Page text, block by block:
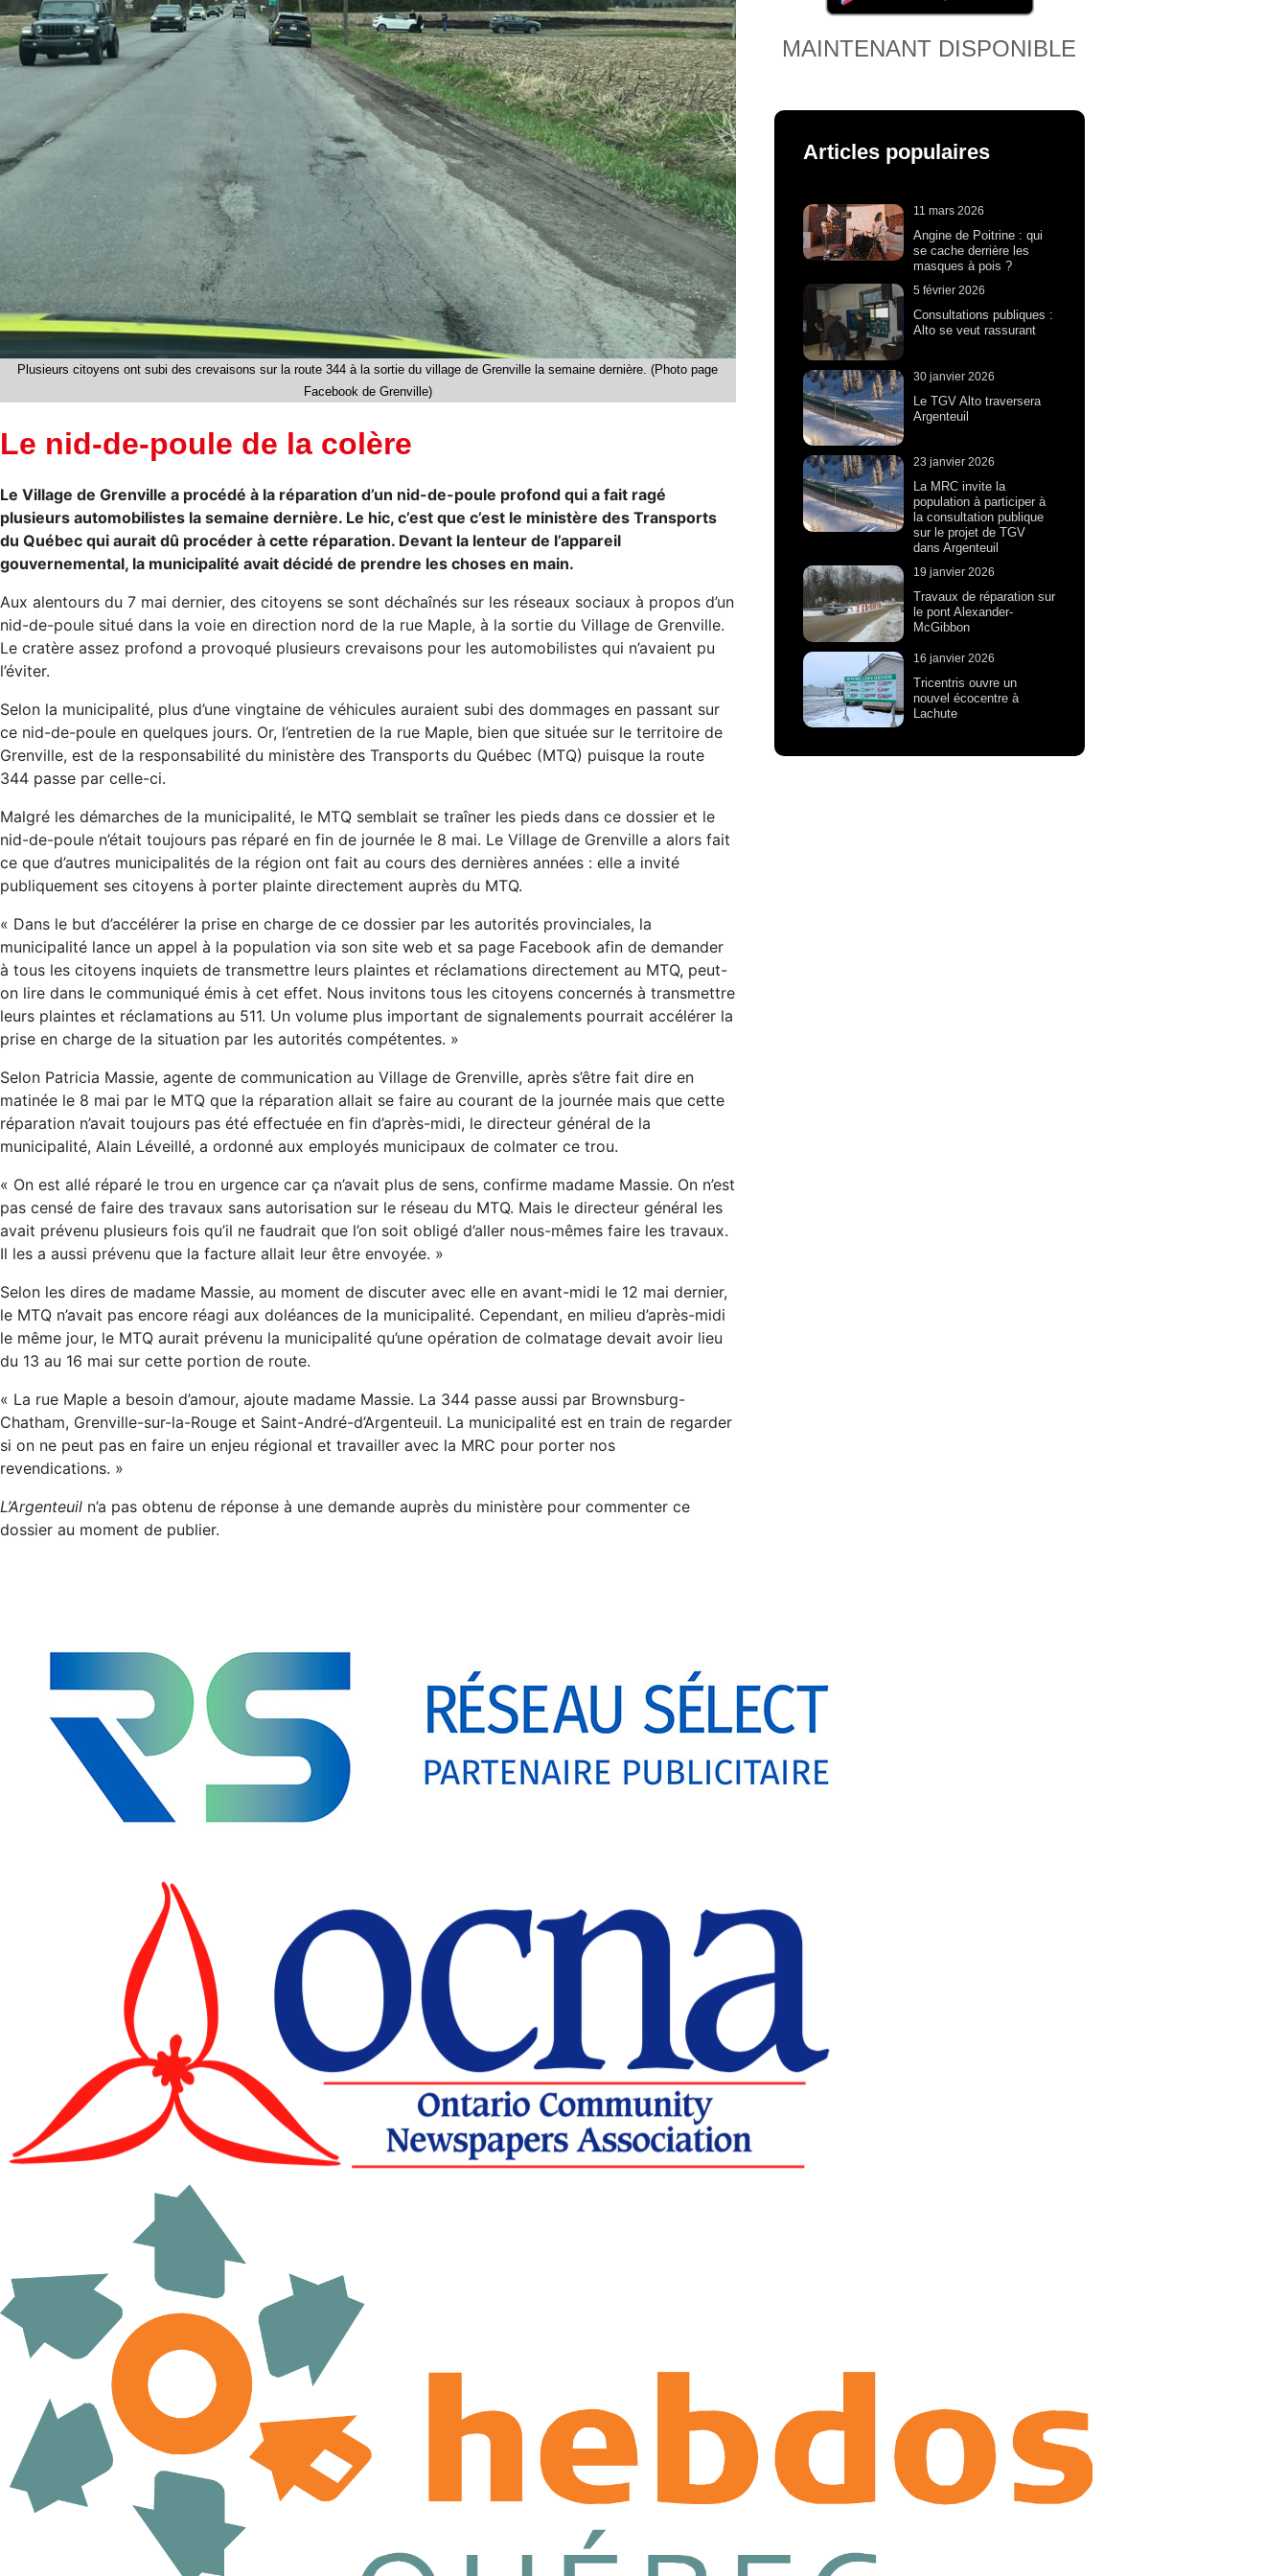
Plusieurs citoyens ont subi des crevaisons sur la route 344 à la sortie du village de Grenville la semaine dernière. (Photo page
Facebook de Grenville)
Le nid-de-poule de la colère
Le Village de Grenville a procédé à la réparation d’un nid-de-poule profond qui a fait ragé
plusieurs automobilistes la semaine dernière. Le hic, c’est que c’est le ministère des Transports
du Québec qui aurait dû procéder à cette réparation. Devant la lenteur de l’appareil
gouvernemental, la municipalité avait décidé de prendre les choses en main.
Aux alentours du 7 mai dernier, des citoyens se sont déchaînés sur les réseaux sociaux à propos d’un
nid-de-poule situé dans la voie en direction nord de la rue Maple, à la sortie du Village de Grenville.
Le cratère assez profond a provoqué plusieurs crevaisons pour les automobilistes qui n’avaient pu
l’éviter.
Selon la municipalité, plus d’une vingtaine de véhicules auraient subi des dommages en passant sur
ce nid-de-poule en quelques jours. Or, l’entretien de la rue Maple, bien que située sur le territoire de
Grenville, est de la responsabilité du ministère des Transports du Québec (MTQ) puisque la route
344 passe par celle-ci.
Malgré les démarches de la municipalité, le MTQ semblait se traîner les pieds dans ce dossier et le
nid-de-poule n’était toujours pas réparé en fin de journée le 8 mai. Le Village de Grenville a alors fait
ce que d’autres municipalités de la région ont fait au cours des dernières années : elle a invité
publiquement ses citoyens à porter plainte directement auprès du MTQ.
« Dans le but d’accélérer la prise en charge de ce dossier par les autorités provinciales, la
municipalité lance un appel à la population via son site web et sa page Facebook afin de demander
à tous les citoyens inquiets de transmettre leurs plaintes et réclamations directement au MTQ, peut-
on lire dans le communiqué émis à cet effet. Nous invitons tous les citoyens concernés à transmettre
leurs plaintes et réclamations au 511. Un volume plus important de signalements pourrait accélérer la
prise en charge de la situation par les autorités compétentes. »
Selon Patricia Massie, agente de communication au Village de Grenville, après s’être fait dire en
matinée le 8 mai par le MTQ que la réparation allait se faire au courant de la journée mais que cette
réparation n’avait toujours pas été effectuée en fin d’après-midi, le directeur général de la
municipalité, Alain Léveillé, a ordonné aux employés municipaux de colmater ce trou.
« On est allé réparé le trou en urgence car ça n’avait plus de sens, confirme madame Massie. On n’est
pas censé de faire des travaux sans autorisation sur le réseau du MTQ. Mais le directeur général les
avait prévenu plusieurs fois qu’il ne faudrait que l’on soit obligé d’aller nous-mêmes faire les travaux.
Il les a aussi prévenu que la facture allait leur être envoyée. »
Selon les dires de madame Massie, au moment de discuter avec elle en avant-midi le 12 mai dernier,
le MTQ n’avait pas encore réagi aux doléances de la municipalité. Cependant, en milieu d’après-midi
le même jour, le MTQ aurait prévenu la municipalité qu’une opération de colmatage devait avoir lieu
du 13 au 16 mai sur cette portion de route.
« La rue Maple a besoin d’amour, ajoute madame Massie. La 344 passe aussi par Brownsburg-
Chatham, Grenville-sur-la-Rouge et Saint-André-d’Argenteuil. La municipalité est en train de regarder
si on ne peut pas en faire un enjeu régional et travailler avec la MRC pour porter nos
revendications. »
L’Argenteuil n’a pas obtenu de réponse à une demande auprès du ministère pour commenter ce
dossier au moment de publier.
MAINTENANT DISPONIBLE
Articles populaires
11 mars 2026
Angine de Poitrine : qui
se cache derrière les
masques à pois ?
5 février 2026
Consultations publiques :
Alto se veut rassurant
30 janvier 2026
Le TGV Alto traversera
Argenteuil
23 janvier 2026
La MRC invite la
population à participer à
la consultation publique
sur le projet de TGV
dans Argenteuil
19 janvier 2026
Travaux de réparation sur
le pont Alexander-
McGibbon
16 janvier 2026
Tricentris ouvre un
nouvel écocentre à
Lachute